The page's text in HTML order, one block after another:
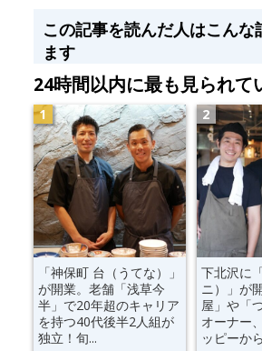
この記事を読んだ人はこんな
ます
24時間以内に最も見られて
「神保町 台（うてな）」
が開業。老舗「浅草今
半」で20年超のキャリア
を持つ40代後半2人組が
独立！旬...
下北沢に
ニ）」が
屋」や「
オーナー
ッピーか